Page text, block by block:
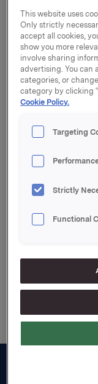
Transaksjonen
konsernets
og er
tilpasningen av
Orklas
9.605.282
gjennom
569.400
Attachments
This website uses
Only strictly
accept all cookies,
show you more
involve sharing
advertising. You can
categories, or
category by clicking
Cookie Policy.
Targeting
Strictly
Functional